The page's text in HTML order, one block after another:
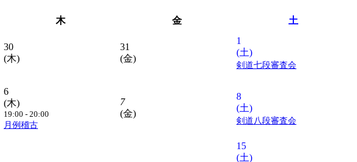
木 金
土
30
(木)
31
(金)
1
(土)
剣道七段審査会
6
(木)
19:00 - 20:00
月例稽古
7
(金)
8
(土)
剣道八段審査会
15
(土)